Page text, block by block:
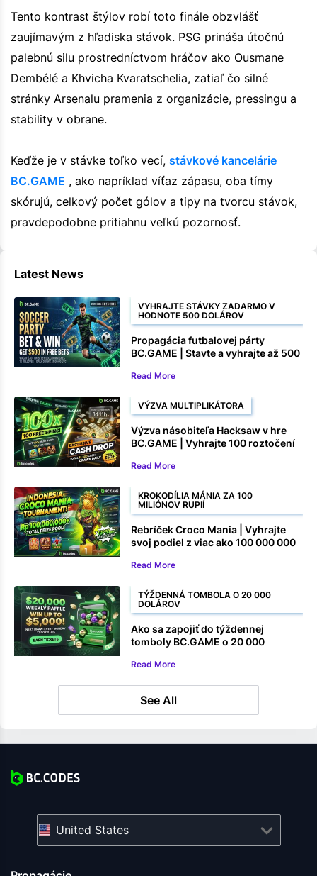
Tento kontrast štýlov robí toto finále obzvlášť
zaujímavým z hľadiska stávok. PSG prináša útočnú
palebnú silu prostredníctvom hráčov ako Ousmane
Dembélé a Khvicha Kvaratschelia, zatiaľ čo silné
stránky Arsenalu pramenia z organizácie, pressingu a
stability v obrane.
Keďže je v stávke toľko vecí, stávkové kancelárie
BC.GAME , ako napríklad víťaz zápasu, oba tímy
skórujú, celkový počet gólov a tipy na tvorcu stávok,
pravdepodobne pritiahnu veľkú pozornosť.
Latest News
VYHRAJTE STÁVKY ZADARMO V
HODNOTE 500 DOLÁROV
Propagácia futbalovej párty
BC.GAME | Stavte a vyhrajte až 500
Read More
VÝZVA MULTIPLIKÁTORA
Výzva násobiteľa Hacksaw v hre
BC.GAME | Vyhrajte 100 roztočení
Read More
KROKODÍLIA MÁNIA ZA 100
MILIÓNOV RUPIÍ
Rebríček Croco Mania | Vyhrajte
svoj podiel z viac ako 100 000 000
Read More
TÝŽDENNÁ TOMBOLA O 20 000
DOLÁROV
Ako sa zapojiť do týždennej
tomboly BC.GAME o 20 000
Read More
See All
United States